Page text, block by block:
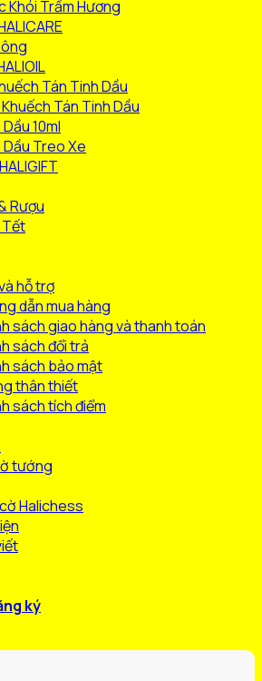
Khói Trầm Hương
Tán Tinh Dầu
Tán Tinh Dầu
10ml
Dầu Treo Xe
Rượu
Tết
hỗ trợ
dẫn mua hàng
sách giao hàng và thanh toán
sách đổi trả
sách bảo mật
thân thiết
sách tích điểm
tướng
Halichess
ký